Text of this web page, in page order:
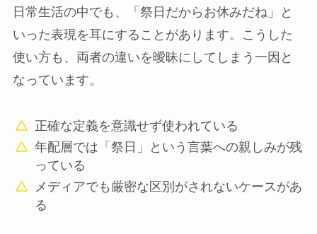
日常生活の中でも、「祭日だからお休みだね」と
いった表現を耳にすることがあります。こうした
使い方も、両者の違いを曖昧にしてしまう一因と
なっています。
正確な定義を意識せず使われている
年配層では「祭日」という言葉への親しみが残
っている
メディアでも厳密な区別がされないケースがあ
る